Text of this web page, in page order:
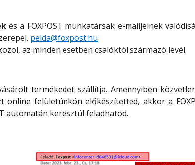
és a FOXPOST munkatársak e-mailjeinek
pelda@foxpost.hu
az minden esetben csalóktól származó levél.
termékedet szállítja. Amennyiben
online felületünkön előkészítetted, akkor a
automatán keresztül feladhatod.